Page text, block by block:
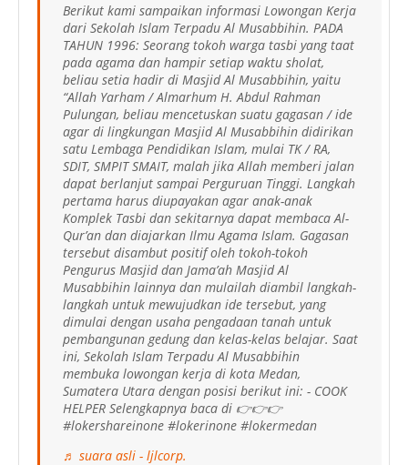
Berikut kami sampaikan informasi Lowongan Kerja
dari Sekolah Islam Terpadu Al Musabbihin. PADA
TAHUN 1996: Seorang tokoh warga tasbi yang taat
pada agama dan hampir setiap waktu sholat,
beliau setia hadir di Masjid Al Musabbihin, yaitu
“Allah Yarham / Almarhum H. Abdul Rahman
Pulungan, beliau mencetuskan suatu gagasan / ide
agar di lingkungan Masjid Al Musabbihin didirikan
satu Lembaga Pendidikan Islam, mulai TK / RA,
SDIT, SMPIT SMAIT, malah jika Allah memberi jalan
dapat berlanjut sampai Perguruan Tinggi. Langkah
pertama harus diupayakan agar anak-anak
Komplek Tasbi dan sekitarnya dapat membaca Al-
Qur’an dan diajarkan Ilmu Agama Islam. Gagasan
tersebut disambut positif oleh tokoh-tokoh
Pengurus Masjid dan Jama’ah Masjid Al
Musabbihin lainnya dan mulailah diambil langkah-
langkah untuk mewujudkan ide tersebut, yang
dimulai dengan usaha pengadaan tanah untuk
pembangunan gedung dan kelas-kelas belajar. Saat
ini, Sekolah Islam Terpadu Al Musabbihin
membuka lowongan kerja di kota Medan,
Sumatera Utara dengan posisi berikut ini: - COOK
HELPER Selengkapnya baca di 👉👉👉
#lokershareinone #lokerinone #lokermedan
♬ suara asli - ljlcorp.